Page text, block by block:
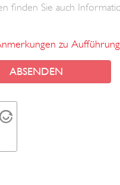
finden Sie auch
zu